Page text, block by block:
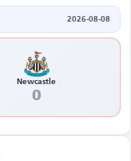
2026-08-08
0
Newcastle